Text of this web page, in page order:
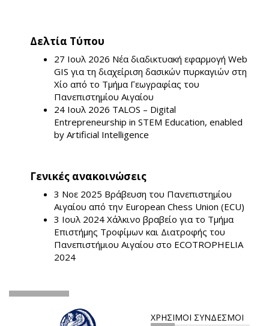
Δελτία Τύπου
27 Ιουλ 2026 Νέα διαδικτυακή εφαρμογή Web
GIS για τη διαχείριση δασικών πυρκαγιών στη
Χίο από το Τμήμα Γεωγραφίας του
Πανεπιστημίου Αιγαίου
24 Ιουλ 2026 TALOS – Digital
Entrepreneurship in STEM Education, enabled
by Artificial Intelligence
Γενικές ανακοινώσεις
3 Νοε 2025 Βράβευση του Πανεπιστημίου
Αιγαίου από την European Chess Union (ECU)
3 Ιουλ 2024 Χάλκινο βραβείο για το Τμήμα
Επιστήμης Τροφίμων και Διατροφής του
Πανεπιστήμιου Αιγαίου στο ECOTROPHELIA
2024
ΧΡΗΣΙΜΟΙ ΣΥΝΔΕΣΜΟΙ